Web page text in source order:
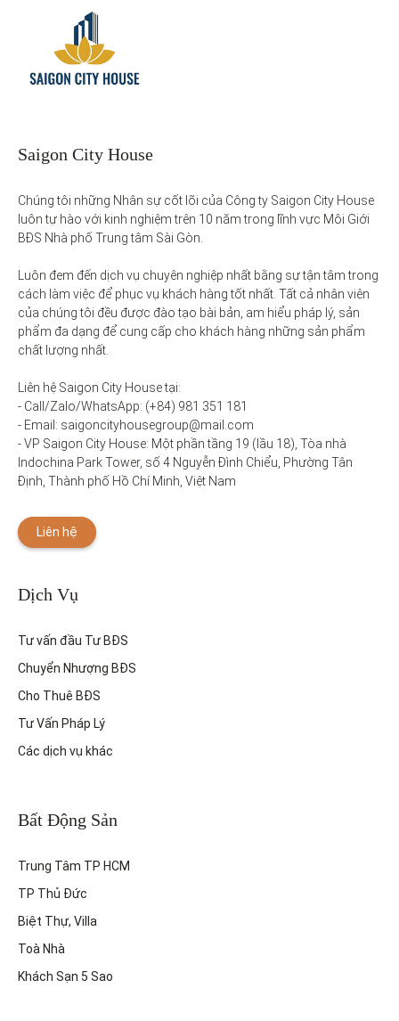
Saigon City House
Chúng tôi những Nhân sự cốt lõi của Công ty Saigon City House
luôn tự hào với kinh nghiệm trên 10 năm trong lĩnh vực Môi Giới
BĐS Nhà phố Trung tâm Sài Gòn.
Luôn đem đến dịch vụ chuyên nghiệp nhất bằng sự tận tâm trong
cách làm việc để phục vụ khách hàng tốt nhất. Tất cả nhân viên
của chúng tôi đều được đào tạo bài bản, am hiểu pháp lý, sản
phẩm đa dạng để cung cấp cho khách hàng những sản phẩm
chất lượng nhất.
Liên hệ Saigon City House tại:
- Call/Zalo/WhatsApp: (+84) 981 351 181
- Email: saigoncityhousegroup@mail.com
- VP Saigon City House: Một phần tầng 19 (lầu 18), Tòa nhà
Indochina Park Tower, số 4 Nguyễn Đình Chiểu, Phường Tân
Định, Thành phố Hồ Chí Minh, Việt Nam
Liên hệ
Dịch Vụ
Tư vấn đầu Tư BĐS
Chuyển Nhượng BĐS
Cho Thuê BĐS
Tư Vấn Pháp Lý
Các dịch vụ khác
Bất Động Sản
Trung Tâm TP HCM
TP Thủ Đức
Biệt Thự, Villa
Toà Nhà
Khách Sạn 5 Sao